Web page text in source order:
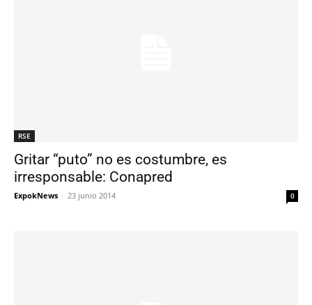
RSE
Gritar “puto” no es costumbre, es
irresponsable: Conapred
ExpokNews - 23 junio 2014 0